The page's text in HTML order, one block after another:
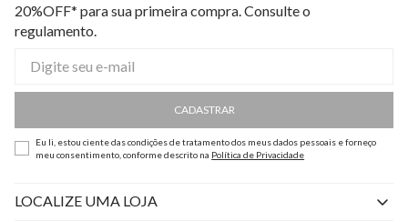
20%OFF* para sua primeira compra. Consulte o
regulamento.
CADASTRAR
Eu li, estou ciente das condições de tratamento dos meus dados pessoais e forneço
meu consentimento, conforme descrito na Política de Privacidade
LOCALIZE UMA LOJA